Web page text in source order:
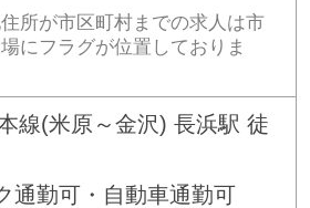
所が市区町村までの求人は市
にフラグが位置しておりま
線(米原～金沢) 長浜駅 徒
通勤可・自動車通勤可